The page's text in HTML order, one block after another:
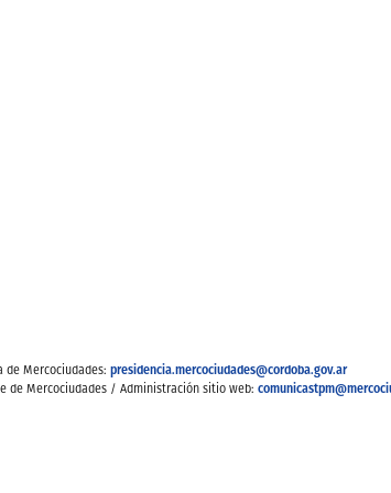
de Mercociudades: presidencia.mercociudades@cordoba.gov.ar
de Mercociudades / Administración sitio web: